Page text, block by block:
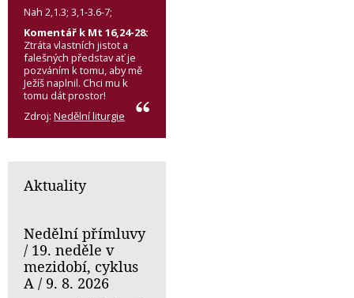
Nah 2,1.3; 3,1-3.6-7;
Komentář k Mt 16,24-28:
Ztráta vlastních jistot a
falešných představ ať je
pozváním k tomu, aby mě
Ježíš naplnil. Chci mu k
tomu dát prostor!
Zdroj: Nedělní liturgie
Aktuality
Nedělní přímluvy
/ 19. neděle v
mezidobí, cyklus
A / 9. 8. 2026